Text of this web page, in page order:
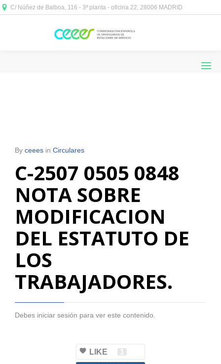
C/ Núñez de Balboa, 116 - 3ª planta - oficina 22, 28006 MADRID
By ceees in Circulares
C-2507 0505 0848
NOTA SOBRE
MODIFICACION
DEL ESTATUTO DE
LOS
TRABAJADORES.
Debes iniciar sesión para ver este contenido.
LIKE